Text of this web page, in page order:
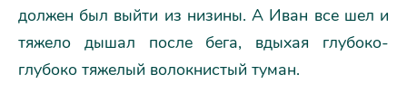
должен был выйти из низины. А Иван все шел и
тяжело дышал после бега, вдыхая глубоко-
глубоко тяжелый волокнистый туман.